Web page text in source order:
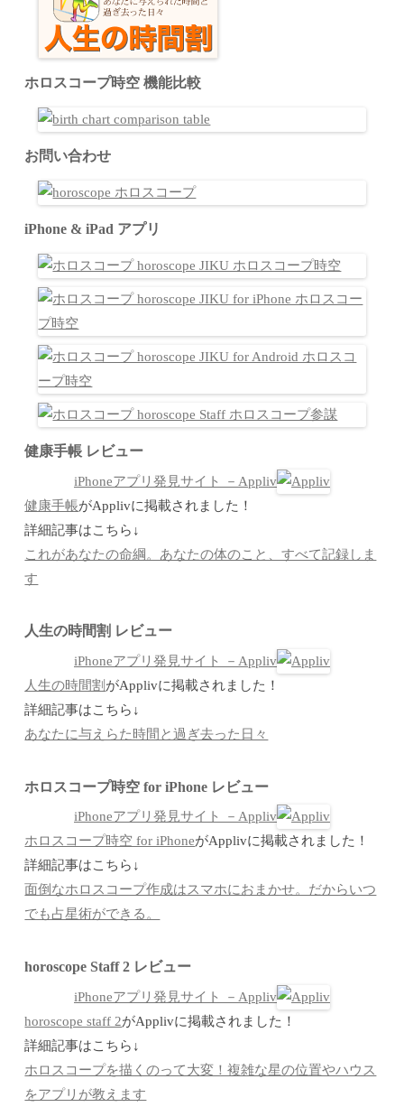
ホロスコープ時空 機能比較
お問い合わせ
iPhone & iPad アプリ
健康手帳 レビュー
iPhoneアプリ発見サイト －Appliv
健康手帳がApplivに掲載されました！
詳細記事はこちら↓
これがあなたの命綱。あなたの体のこと、すべて記録しま
す
人生の時間割 レビュー
iPhoneアプリ発見サイト －Appliv
人生の時間割 がApplivに掲載されました！
詳細記事はこちら↓
あなたに与えらた時間と過ぎ去った日々
ホロスコープ時空 for iPhone レビュー
iPhoneアプリ発見サイト －Appliv
ホロスコープ時空 for iPhoneがApplivに掲載されました！
詳細記事はこちら↓
面倒なホロスコープ作成はスマホにおまかせ。だからいつ
でも占星術ができる。
horoscope Staff 2 レビュー
iPhoneアプリ発見サイト －Appliv
horoscope staff 2がApplivに掲載されました！
詳細記事はこちら↓
ホロスコープを描くのって大変！複雑な星の位置やハウス
をアプリが教えます